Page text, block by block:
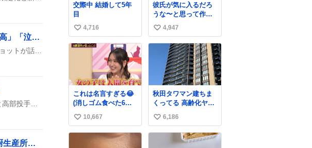
「つなこき」ライブ同伴で8LOOMポーズ、ファン歓喜の声「最高」「泣いた」
剣持刀也配信で指示厨が増えていると噂 一部ファンは「指示厨生産所」や「過激な指示が目立つ」とツイート
交際中 結婚して5年
目
い
い
4,716
彼氏が気に入るだろ
うな〜と思って作っ
たら想像の何倍も美
味しい美味しい言っ
てくれて嬉しい
い
い
4,947
これは名言すぎる😂
(消しゴム食べた6歳
の弟を思い出しなが
ら)
い
い
10,667
秋田タワマン建ちま
くってる 高齢化ヤバ
すぎて駅前にコンパ
クトシティつくって
高齢者を住ませる考
えらしい 病院も全部
い
い
6,186